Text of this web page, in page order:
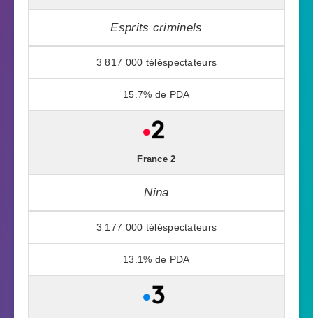
Esprits criminels
3 817 000
15.7%
France 2
Nina
3 177 000
13.1%